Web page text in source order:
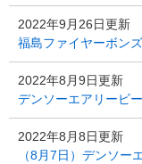
2022年9月26日更新
福島ファイヤーボン
2022年8月9日更新
デンソーエアリービ
2022年8月8日更新
（8月7日）デンソー